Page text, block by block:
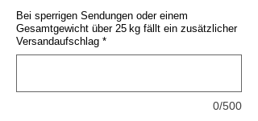
Bei sperrigen Sendungen oder einem
Gesamtgewicht über 25 kg fällt ein zusätzlicher
Versandaufschlag *
0/500